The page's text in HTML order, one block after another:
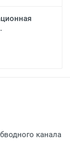
длинаканала